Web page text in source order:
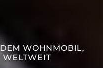
WOHNMOBIL,
WELTWEIT